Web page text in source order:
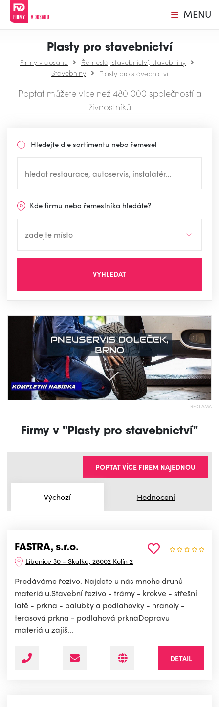
MENU
Plasty pro stavebnictví
Firmy v dosahu
Řemesla, stavebnictví, stavebniny
Stavebniny
Plasty pro stavebnictví
Poptat můžete více než 480 000 společností a
živnostníků
Hledejte dle sortimentu nebo řemesel
Kde firmu nebo řemeslníka hledáte?
VYHLEDAT
REKLAMA
Firmy v "Plasty pro stavebnictví"
Výchozí Hodnocení
POPTAT VÍCE FIREM NAJEDNOU
FASTRA, s.r.o.
Libenice 30 - Skalka, 28002 Kolín 2
Prodáváme řezivo. Najdete u nás mnoho druhů
materiálu.Stavební řezivo - trámy - krokve - střešní
latě - prkna - palubky a podlahovky - hranoly -
terasová prkna - podlahová prknaDopravu
materiálu zajiš...
DETAIL